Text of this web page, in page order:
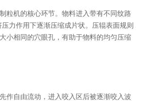
机的核心环节。物料进入带有不同纹路
力作用下逐渐压缩成片状。压辊表面规则
小相同的穴眼孔，有助于物料的均匀压缩
自由流动，进入咬入区后被逐渐咬入波